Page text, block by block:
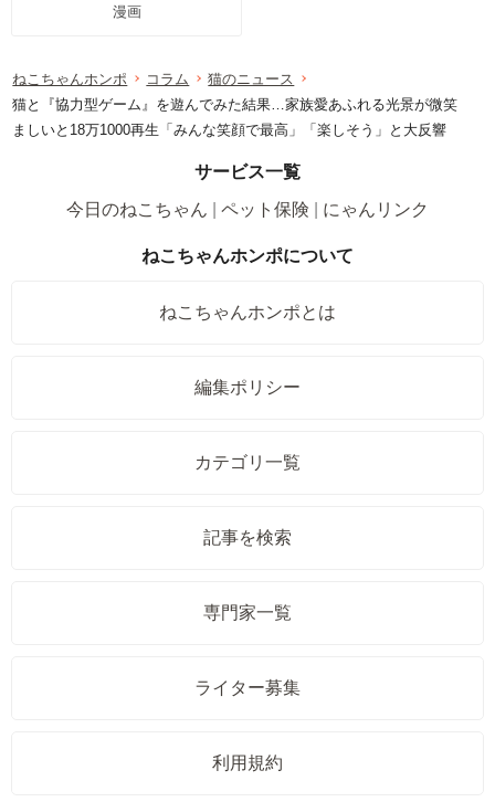
漫画
ねこちゃんホンポ コラム
猫のニュース
猫と『協力型ゲーム』を遊んでみた結果…家族愛あふれる光景が微笑
ましいと18万1000再生「みんな笑顔で最高」「楽しそう」と大反響
サービス一覧
今日のねこちゃん
ペット保険 にゃんリンク
ねこちゃんホンポについて
ねこちゃんホンポとは
編集ポリシー
カテゴリ一覧
記事を検索
専門家一覧
ライター募集
利用規約